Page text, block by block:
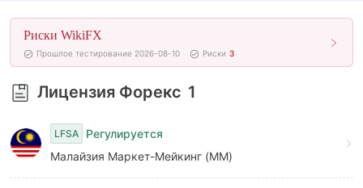
9 99
Риски WikiFX
Прошлое тестирование 2026-08-10 Риски 3
Лицензия Форекс 1
LFSA
Регулируется
Малайзия Маркет-Мейкинг (MM)